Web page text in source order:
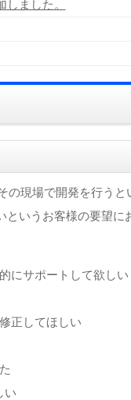
ました。
ム
システム
現場で開発を行う
いうお客様の要望に
にサポートして欲しい
正してほしい
い